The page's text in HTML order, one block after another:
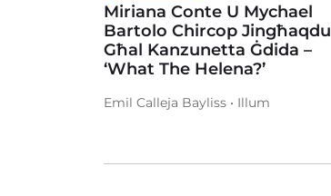
Miriana Conte U Mychael
Bartolo Chircop Jingħaqdu
Għal Kanzunetta Ġdida –
‘What The Helena?’
Emil Calleja Bayliss • Illum